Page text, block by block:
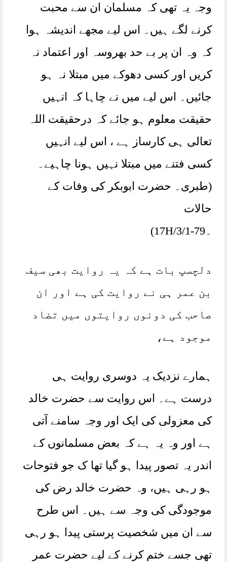
وجہ یہ تھی کہ مسلمان ان سے محبت
کرنے لگے ہیں۔ اس لیے مجھے اندیشہ ہوا
کہ وہ ان پر بے حد بھروسہ اور اعتماد نہ
کریں اور کسی دھوکے میں مبتلا نہ ہو
جائیں۔ اس لیے میں نے چاہا کہ انہیں
حقیقت معلوم ہو جائے کہ درحقیقت اللہ
تعالی ہی کارساز ہے ، اس لیے انہیں
کسی فتنے میں مبتلا نہیں ہونا چاہیے۔
(طبری۔ حضرت ابوبکر کی وفات کے
حالات
۔17H/3/1-79)
دلچسپ بات ہے کہ یہ روایت بھی سیف
بن عمر ہی نے روایت کی ہے اور ان
صاحب کی دونوں روایتوں میں تضاد
موجود ہے،
ہمارے نزدیک یہ دوسری روایت ہی
درست ہے۔ اس روایت سے حضرت خالد
کی معزولی کی ایک اور وجہ سامنے آتی
ہے اور وہ یہ ہے کہ بعض مسلمانوں کے
اندر یہ تصور پیدا ہو گیا تھا ک جو فتوحات
ہو رہی ہیں، وہ حضرت خالد رض کی
موجودگی کی وجہ سے ہیں۔ اس طرح
سے ان میں شخصیت پرستی پیدا ہو رہی
تھی جسے ختم کرنے کے لیے حضرت عمر